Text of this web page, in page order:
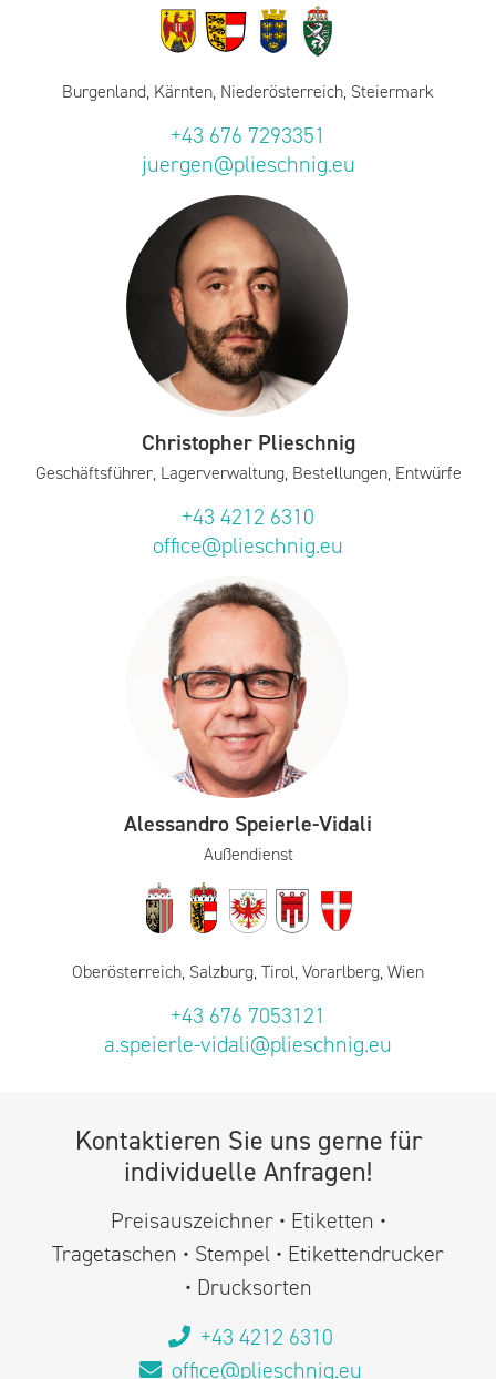
+43 676 7293351
juergen@plieschnig.eu
Christopher Plieschnig
Geschäftsführer, Lagerverwaltung, Bestellungen, Entwürfe
+43 4212 6310
office@plieschnig.eu
Alessandro Speierle-Vidali
Außendienst
+43 676 7053121
a.speierle-vidali@plieschnig.eu
Kontaktieren Sie uns gerne für
individuelle Anfragen!
Preisauszeichner • Etiketten •
Tragetaschen • Stempel • Etikettendrucker
• Drucksorten
+43 4212 6310
office@plieschnig.eu